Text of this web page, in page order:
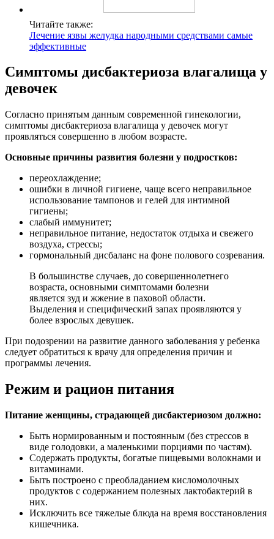
Читайте также:
Лечение язвы желудка народными средствами самые
эффективные
Симптомы дисбактериоза влагалища у
девочек
Согласно принятым данным современной гинекологии,
симптомы дисбактериоза влагалища у девочек могут
проявляться совершенно в любом возрасте.
Основные причины развития болезни у подростков:
переохлаждение;
ошибки в личной гигиене, чаще всего неправильное
использование тампонов и гелей для интимной
гигиены;
слабый иммунитет;
неправильное питание, недостаток отдыха и свежего
воздуха, стрессы;
гормональный дисбаланс на фоне полового созревания.
В большинстве случаев, до совершеннолетнего
возраста, основными симптомами болезни
является зуд и жжение в паховой области.
Выделения и специфический запах проявляются у
более взрослых девушек.
При подозрении на развитие данного заболевания у ребенка
следует обратиться к врачу для определения причин и
программы лечения.
Режим и рацион питания
Питание женщины, страдающей дисбактериозом должно:
Быть нормированным и постоянным (без стрессов в
виде голодовки, а маленькими порциями по частям).
Содержать продукты, богатые пищевыми волокнами и
витаминами.
Быть построено с преобладанием кисломолочных
продуктов с содержанием полезных лактобактерий в
них.
Исключить все тяжелые блюда на время восстановления
кишечника.